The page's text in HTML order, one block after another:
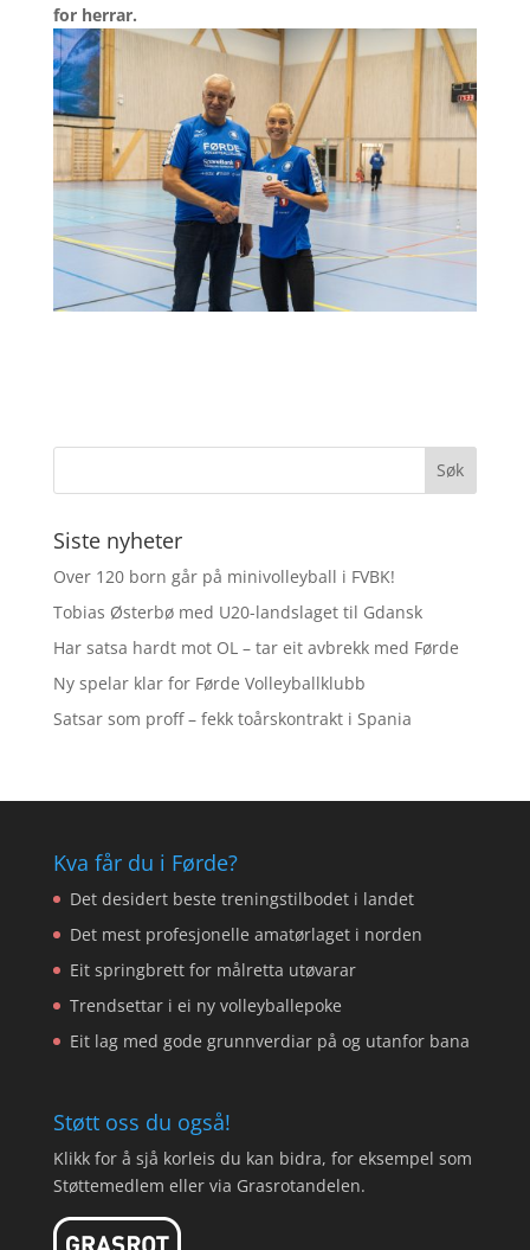
for herrar.
Siste nyheter
Over 120 born går på minivolleyball i FVBK!
Tobias Østerbø med U20-landslaget til Gdansk
Har satsa hardt mot OL – tar eit avbrekk med Førde
Ny spelar klar for Førde Volleyballklubb
Satsar som proff – fekk toårskontrakt i Spania
Kva får du i Førde?
Det desidert beste treningstilbodet i landet
Det mest profesjonelle amatørlaget i norden
Eit springbrett for målretta utøvarar
Trendsettar i ei ny volleyballepoke
Eit lag med gode grunnverdiar på og utanfor bana
Støtt oss du også!
Klikk for å sjå korleis du kan bidra, for eksempel som
Støttemedlem eller via Grasrotandelen.